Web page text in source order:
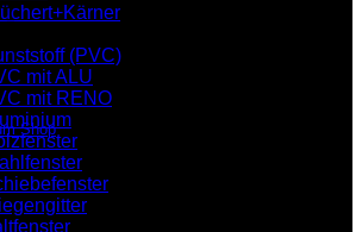
sich keine Produkte im Warenkorb.
Shop
(PVC)
mit ALU
mit RENO